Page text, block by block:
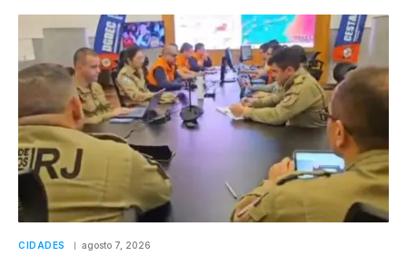
CIDADES agosto 7, 2026